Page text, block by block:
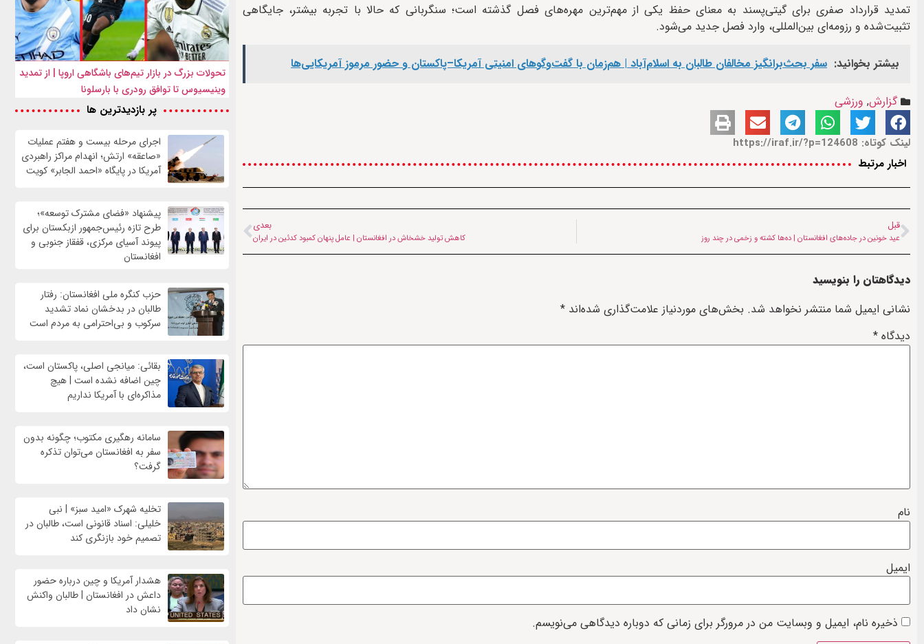
تمدید قرارداد صفری برای گیتی‌پسند به معنای حفظ یکی از مهم‌ترین مهره‌های فصل گذشته است؛ سنگربانی که حالا با تجربه بیشتر، جایگاهی
تثبیت‌شده و رزومه‌ای بین‌المللی، وارد فصل جدید می‌شود.
بیشتر بخوانید: سفر بحث‌برانگیز مخالفان طالبان به اسلام‌آباد | هم‌زمان با گفت‌وگوهای امنیتی آمریکا–پاکستان و حضور مرموز آمریکایی‌ها
گزارش, ورزشی
لینک کوتاه: https://iraf.ir/?p=124608
اخبار مرتبط
قبل
عید خونین در جاده‌های افغانستان | ده‌ها کشته و زخمی در چند روز
بعدی
کاهش تولید خشخاش در افغانستان | عامل پنهان کمبود کدئین در ایران
دیدگاهتان را بنویسید
نشانی ایمیل شما منتشر نخواهد شد. بخش‌های موردنیاز علامت‌گذاری شده‌اند *
دیدگاه *
نام
ایمیل
ذخیره نام، ایمیل و وبسایت من در مرورگر برای زمانی که دوباره دیدگاهی می‌نویسم.
تحولات بزرگ در بازار تیم‌های باشگاهی اروپا | از تمدید
وینیسیوس تا توافق رودری با بارسلونا
پر بازدیدترین ها
اجرای مرحله بیست و هفتم عملیات
«صاعقه» ارتش؛ انهدام مراکز راهبردی
آمریکا در پایگاه «احمد الجابر» کویت
پیشنهاد «فضای مشترک توسعه»؛
طرح تازه رئیس‌جمهور ازبکستان برای
پیوند آسیای مرکزی، قفقاز جنوبی و
افغانستان
حزب کنگره ملی افغانستان: رفتار
طالبان در بدخشان نماد تشدید
سرکوب و بی‌احترامی به مردم است
بقائی: میانجی اصلی، پاکستان است،
چین اضافه نشده است | هیچ
مذاکره‌ای با آمریکا نداریم
سامانه رهگیری مکتوب؛ چگونه بدون
سفر به افغانستان می‌توان تذکره
گرفت؟
تخلیه شهرک «امید سبز» | نبی
خلیلی: اسناد قانونی است، طالبان در
تصمیم خود بازنگری کند
هشدار آمریکا و چین درباره حضور
داعش در افغانستان | طالبان واکنش
نشان داد